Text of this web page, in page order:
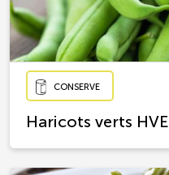
CONSERVE
Haricots verts HVE